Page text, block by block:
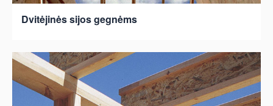
Dvitėjinės sijos gegnėms